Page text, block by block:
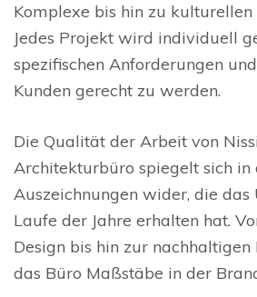
Komplexe bis hin zu kulturellen
Jedes Projekt wird individuell
spezifischen Anforderungen
Kunden gerecht zu werden.
Die Qualität der Arbeit von
Architekturbüro spiegelt sich in
Auszeichnungen wider, die das
Laufe der Jahre erhalten hat.
Design bis hin zur
das Büro Maßstäbe in der